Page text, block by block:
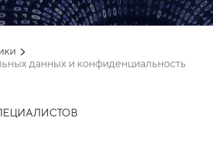
данных и конфиденциальность